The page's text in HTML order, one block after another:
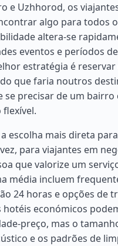
e Uzhhorod, os
algo para todos
altera-se
eventos e períodos
estratégia é
que faria noutros
se precisar de um bairro
flexível.
escolha mais direta
para viajantes em
que valorize um
média incluem
24 horas e opções de
económicos
preço, mas o
e os padrões de